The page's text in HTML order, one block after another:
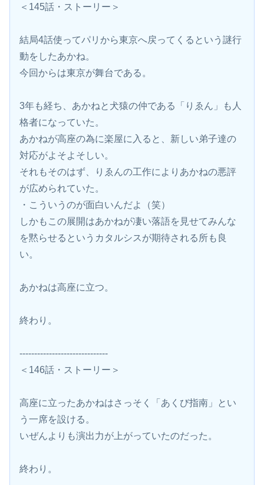
＜145話・ストーリー＞
結局4話使ってパリから東京へ戻ってくるという謎行
動をしたあかね。
今回からは東京が舞台である。
3年も経ち、あかねと犬猿の仲である「りゑん」も人
格者になっていた。
あかねが高座の為に楽屋に入ると、新しい弟子達の
対応がよそよそしい。
それもそのはず、りゑんの工作によりあかねの悪評
が広められていた。
・こういうのが面白いんだよ（笑）
しかもこの展開はあかねが凄い落語を見せてみんな
を黙らせるというカタルシスが期待される所も良
い。
あかねは高座に立つ。
終わり。
------------------------------
＜146話・ストーリー＞
高座に立ったあかねはさっそく「あくび指南」とい
う一席を設ける。
いぜんよりも演出力が上がっていたのだった。
終わり。